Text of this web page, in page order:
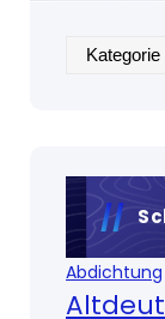
Abdichtung